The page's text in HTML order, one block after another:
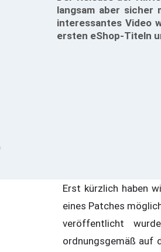
langsam aber sicher
interessantes Video
ersten eShop-Titeln
Erst kürzlich haben
eines Patches
veröffentlicht
ordnungsgemäß auf